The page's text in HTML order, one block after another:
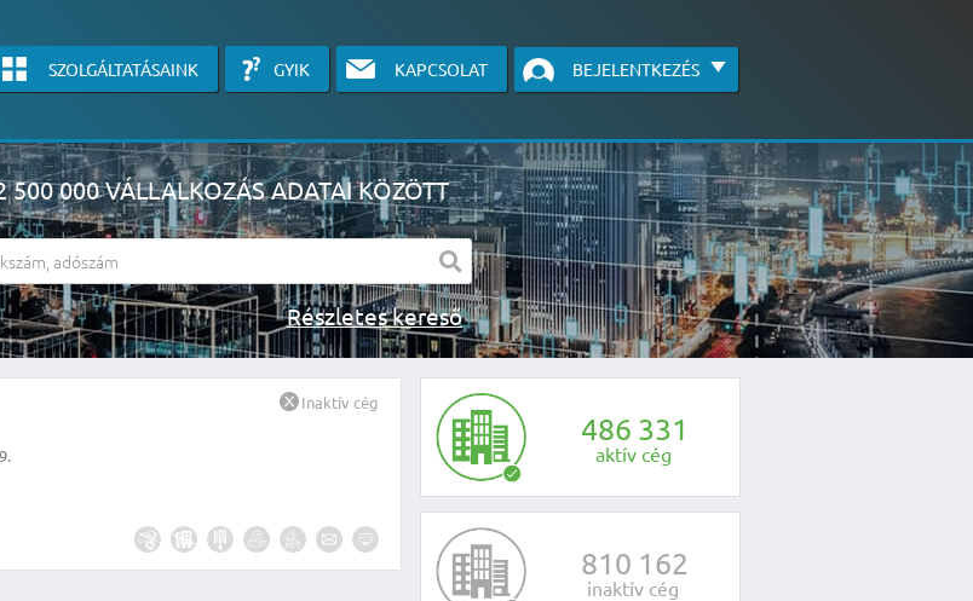
SZOLGÁLTATÁSAINK GYIK KAPCSOLAT BEJELENTKEZÉS
500 000 VÁLLALKOZÁS ADATAI KÖZÖTT
Részletes kereső
el, használatához kérjük jelentkezzen be, vagy vegye fel velünk a kapcsolatot az alábbi
486 331
aktív cég
810 162
inaktív cég
Inaktív cég